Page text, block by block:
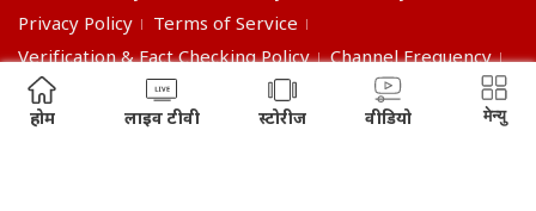
Privacy Policy
Terms of Service
Verification & Fact Checking Policy
Channel Frequency
©2026 India Daily. All right reserved.
होम लाइव टीवी स्टोरीज वीडियो मेन्यु